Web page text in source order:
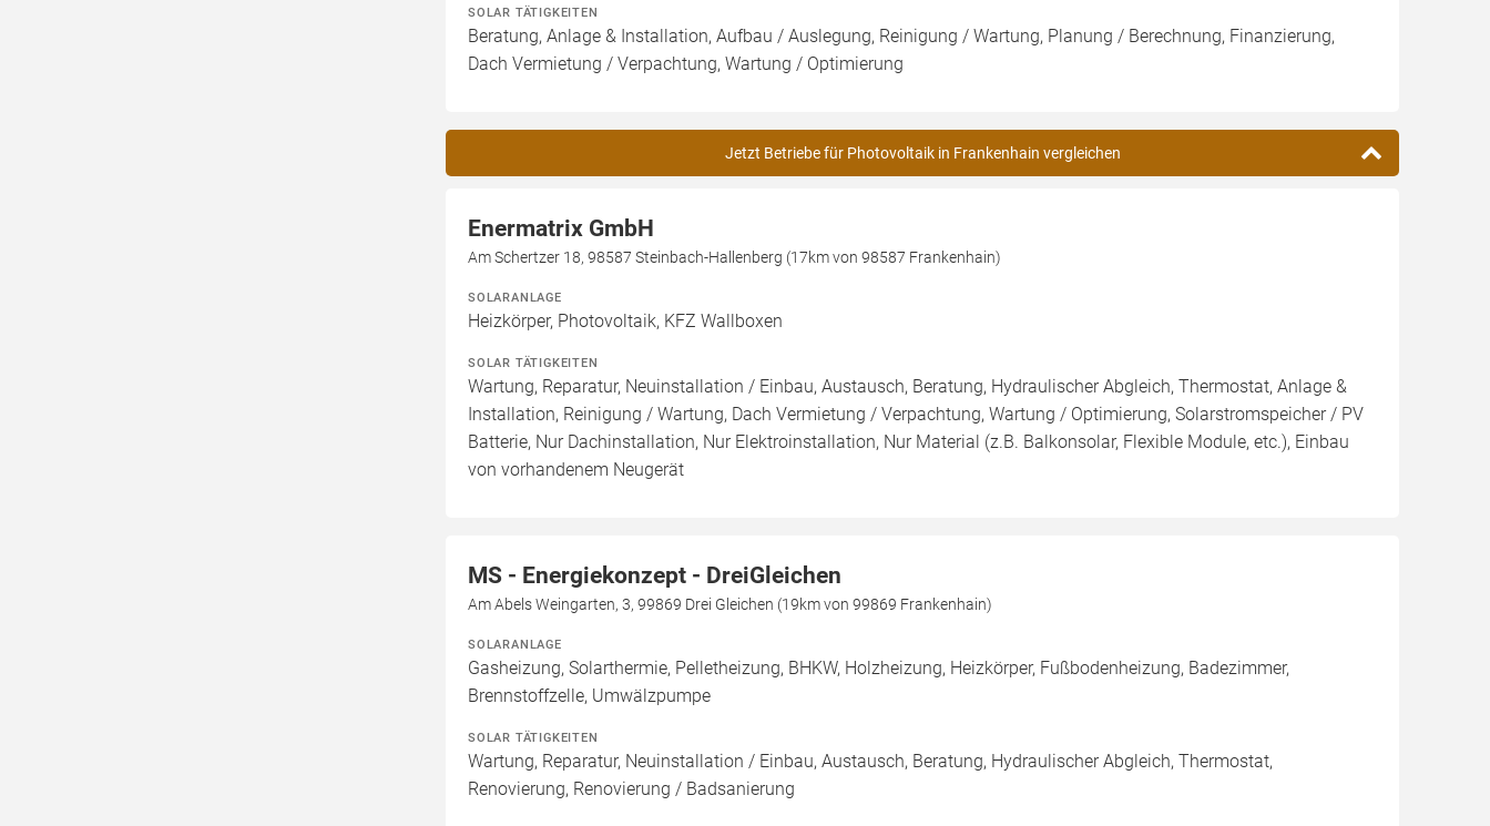
SOLAR TÄTIGKEITEN
Beratung, Anlage & Installation, Aufbau / Auslegung, Reinigung / Wartung, Planung / Berechnung, Finanzierung,
Dach Vermietung / Verpachtung, Wartung / Optimierung
Jetzt Betriebe für Photovoltaik in Frankenhain vergleichen
Enermatrix GmbH
Am Schertzer 18, 98587 Steinbach-Hallenberg (17km von 98587 Frankenhain)
SOLARANLAGE
Heizkörper, Photovoltaik, KFZ Wallboxen
SOLAR TÄTIGKEITEN
Wartung, Reparatur, Neuinstallation / Einbau, Austausch, Beratung, Hydraulischer Abgleich, Thermostat, Anlage &
Installation, Reinigung / Wartung, Dach Vermietung / Verpachtung, Wartung / Optimierung, Solarstromspeicher / PV
Batterie, Nur Dachinstallation, Nur Elektroinstallation, Nur Material (z.B. Balkonsolar, Flexible Module, etc.), Einbau
von vorhandenem Neugerät
MS - Energiekonzept - DreiGleichen
Am Abels Weingarten, 3, 99869 Drei Gleichen (19km von 99869 Frankenhain)
SOLARANLAGE
Gasheizung, Solarthermie, Pelletheizung, BHKW, Holzheizung, Heizkörper, Fußbodenheizung, Badezimmer,
Brennstoffzelle, Umwälzpumpe
SOLAR TÄTIGKEITEN
Wartung, Reparatur, Neuinstallation / Einbau, Austausch, Beratung, Hydraulischer Abgleich, Thermostat,
Renovierung, Renovierung / Badsanierung